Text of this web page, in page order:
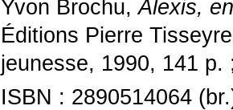
Yvon Brochu,Alexis,
Éditions Pierre
jeunesse, 1990, 141 p.
ISBN : 2890514064